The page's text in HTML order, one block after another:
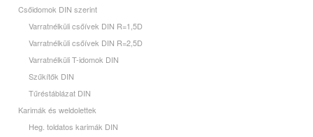
Csőidomok DIN szerint
Varratnélküli csőívek DIN R=1,5D
Varratnélküli csőívek DIN R=2,5D
Varratnélküli T-idomok DIN
Szűkítők DIN
Tűréstáblázat DIN
Karimák és weldolettek
Heg. toldatos karimák DIN